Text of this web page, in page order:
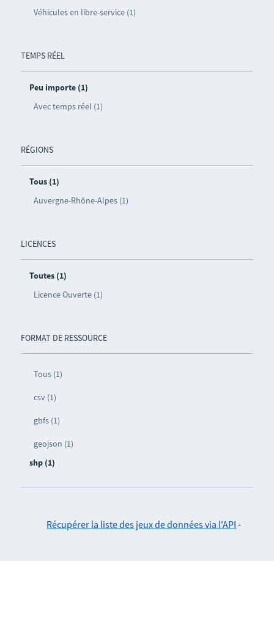
Véhicules en libre-service (1)
TEMPS RÉEL
Peu importe (1)
Avec temps réel (1)
RÉGIONS
Tous (1)
Auvergne-Rhône-Alpes (1)
LICENCES
Toutes (1)
Licence Ouverte (1)
FORMAT DE RESSOURCE
Tous (1)
csv (1)
gbfs (1)
geojson (1)
shp (1)
Récupérer la liste des jeux de données via l'API -